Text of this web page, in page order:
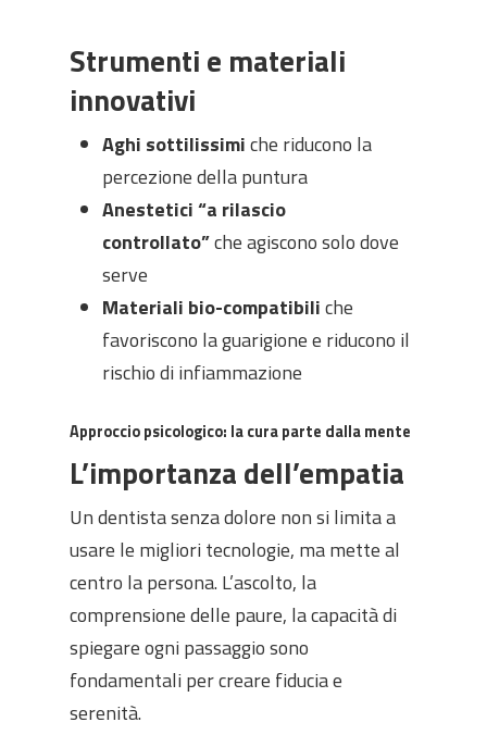
Strumenti e materiali
innovativi
Aghi sottilissimiche riducono la
percezione della puntura
Anestetici “a rilascio
controllato”che agiscono solo dove
serve
Materiali bio-compatibiliche
favoriscono la guarigione e riducono il
rischio di infiammazione
Approccio psicologico: la cura parte dalla mente
L’importanza dell’empatia
Un dentista senza dolore non si limita a
usare le migliori tecnologie, ma mette al
centro la persona. L’ascolto, la
comprensione delle paure, la capacità di
spiegare ogni passaggio sono
fondamentali per creare fiducia e
serenità.